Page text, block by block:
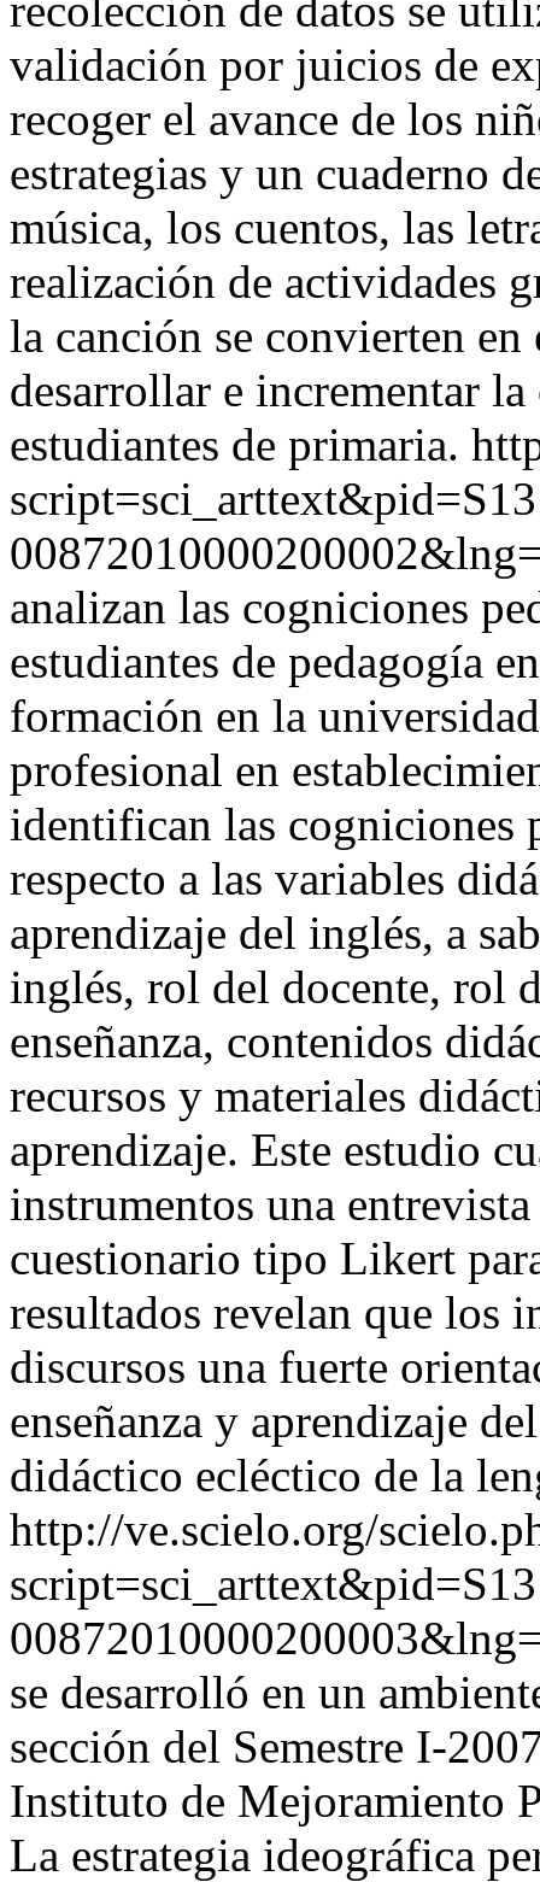
validación por juicios de
recoger el avance de los
estrategias y un cuaderno
música, los cuentos, las
realización de actividades
la canción se convierten en
desarrollar e incrementar
estudiantes de primaria.
analizan las cogniciones
estudiantes de pedagogía
formación en la
profesional en
identifican las cogniciones
respecto a las variables
aprendizaje del inglés, a
inglés, rol del docente, rol
enseñanza, contenidos
recursos y materiales
aprendizaje. Este estudio
instrumentos una
cuestionario tipo Likert
resultados revelan que los
discursos una fuerte
enseñanza y aprendizaje
didáctico ecléctico de la
http://ve.scielo.org/
se desarrolló en un
sección del Semestre I-
Instituto de Mejoramiento
La estrategia ideográfica